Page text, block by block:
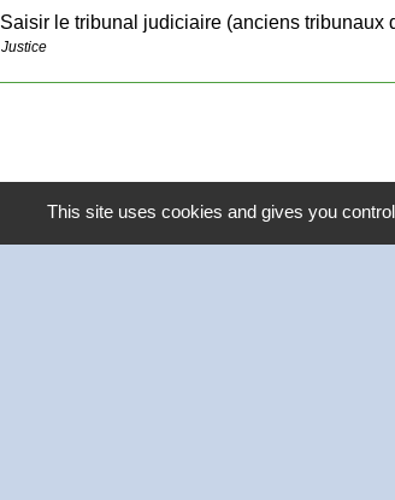
Saisir le tribunal judiciaire (anciens tribunaux
Justice
This site uses cookies and gives you